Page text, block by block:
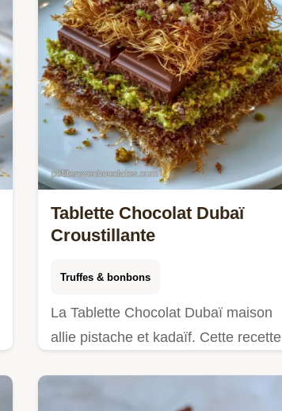
Tablette Chocolat Dubaï
Croustillante
Truffes & bonbons
La Tablette Chocolat Dubaï maison
allie pistache et kadaïf. Cette recette